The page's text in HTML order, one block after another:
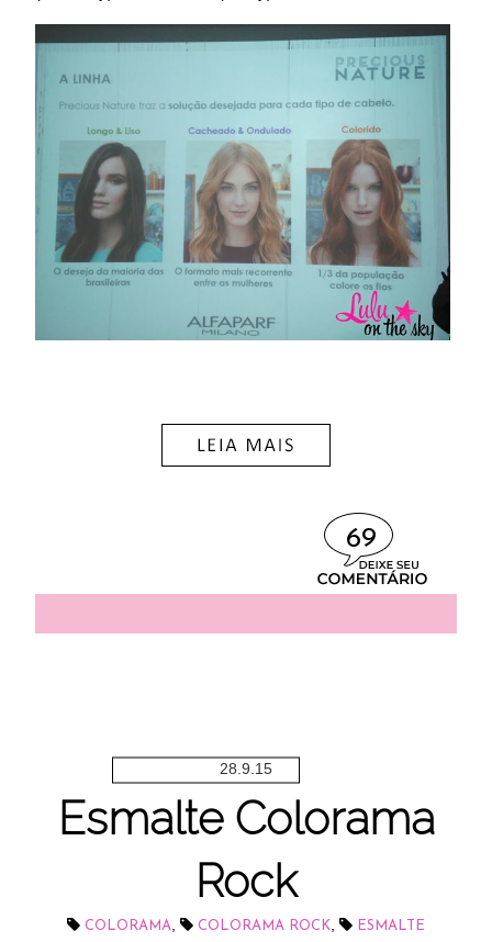
69
28.9.15
Esmalte Colorama
Rock
COLORAMA COLORAMA ROCK
ESMALTE